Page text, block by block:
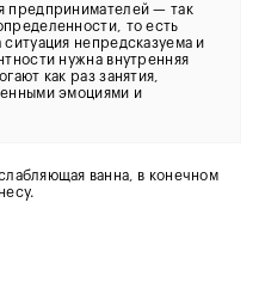
предпринимателей — так
то есть
непредсказуема и
нужна внутренняя
как раз занятия,
эмоциями и
ванна, в конечном